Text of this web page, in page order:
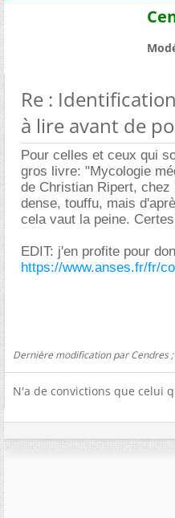
Re :
à lire avant de
Pour celles et ceux qui
gros livre: "Mycologie
de Christian Ripert,
dense, touffu, mais
cela vaut la peine.
EDIT: j'en profite pour
https://www.anses.fr/fr/
Dernière modification par Cendres
N'a de convictions que celui